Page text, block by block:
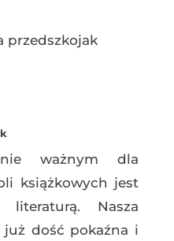
ważnym dla
książkowych jest
Nasza
już dość pokaźna i